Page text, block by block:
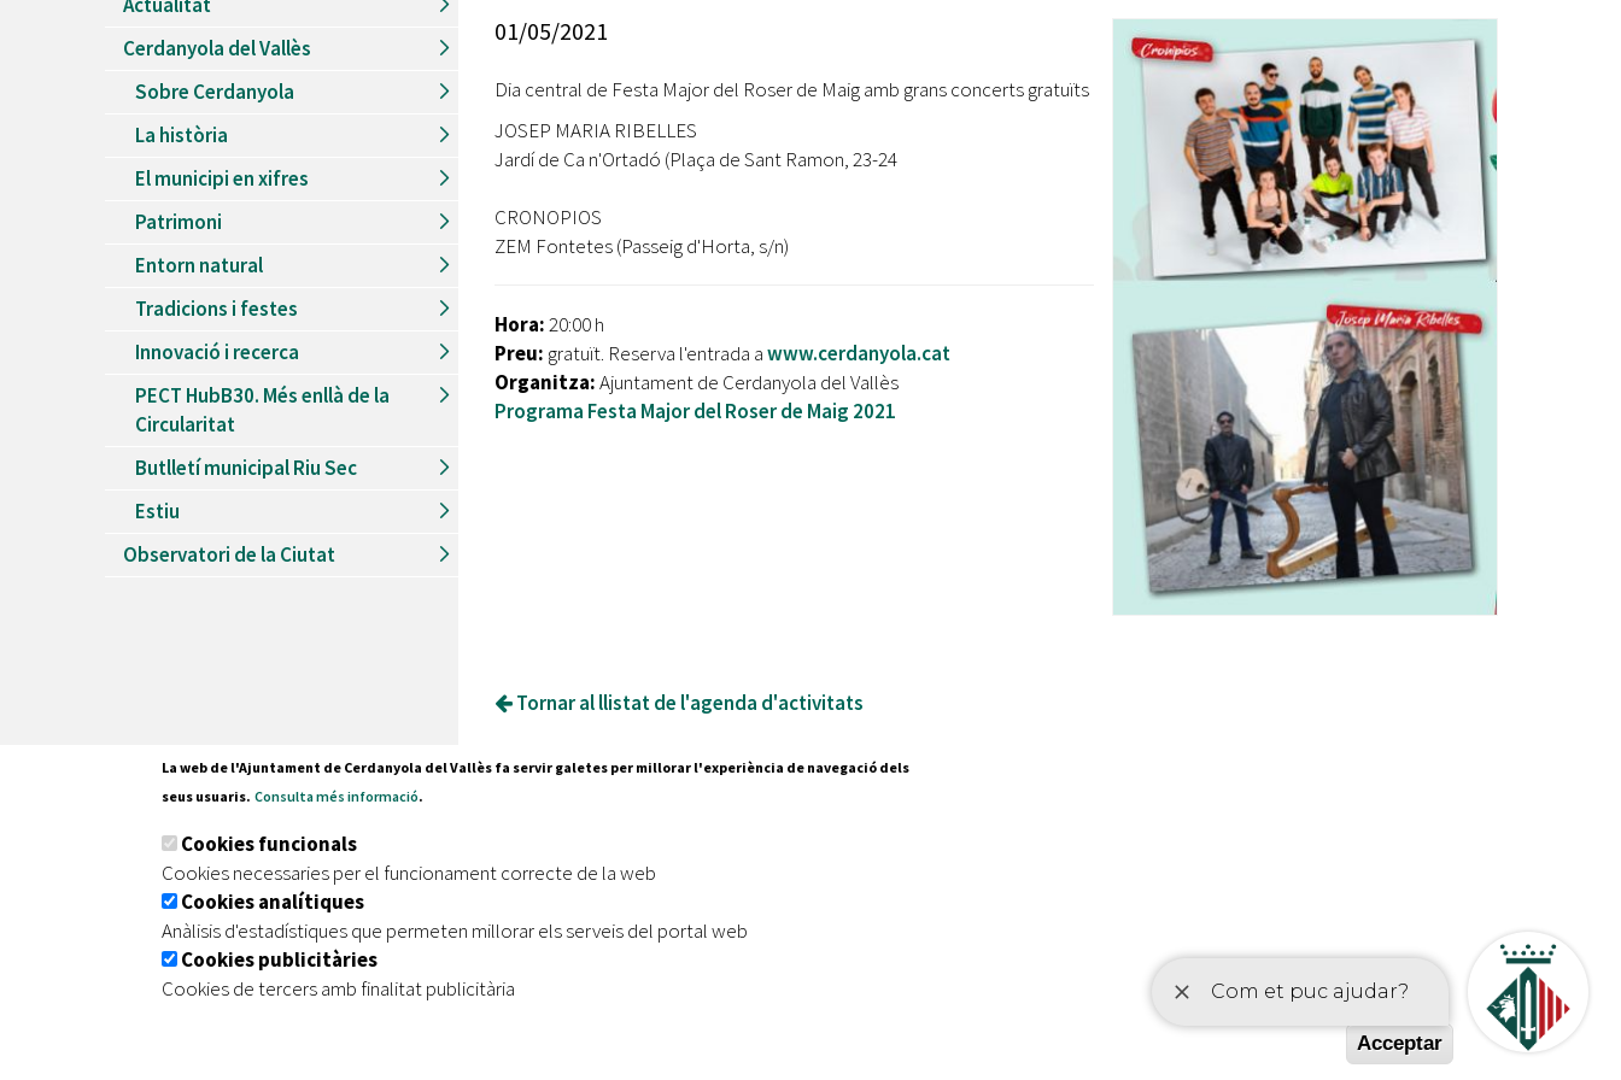
Recursos Humans
Ètica i Integritat
Retiment de Comptes
Accés a Informació Pública
Dades Obertes
Catàleg de Serveis i Tràmits
Del26/06/2026al30/08/2026
Patis oberts temporada d'estiu
Piscines d'estiu a Cerdanyola
Del01/06/2026al30/09/2026
Refugis climàtics a Cerdanyola
Jocs d'aigua del Parc Cordelles
Del01/07/2024al31/08/2026
Decorem! Conte 'La truita de nabius'
jove 2026
Cerdanyola opta a més de 5 milions d'euros del Pla de
l'entorn de l'avinguda Catalunya
tret de sortida al festival
Entitats
Equipaments
Mercats Municipals
Webs Municipals
Cerdanyola del Vallès
Sobre Cerdanyola
La història
El municipi en xifres
Patrimoni
Entorn natural
Tradicions i festes
Innovació i recerca
PECT HubB30. Més enllà de la
Circularitat
Butlletí municipal Riu Sec
Estiu
Observatori de la Ciutat
01/05/2021
Dia central de Festa Major del Roser de Maig amb grans concerts gratuïts
JOSEP MARIA RIBELLES
Jardí de Ca n'Ortadó (Plaça de Sant Ramon, 23-24
CRONOPIOS
ZEM Fontetes (Passeig d'Horta, s/n)
Hora:20:00 h
Preu: gratuït. Reserva l'entrada awww.cerdanyola.cat
Organitza:Ajuntament de Cerdanyola del Vallès
Programa Festa Major del Roser de Maig 2021
Tornar al llistat de l'agenda d'activitats
Tel. 935 80 88 88
| Avís legal | Protecció de dades
La web de l'Ajuntament de Cerdanyola del Vallès fa servir galetes per millorar l'experiència de navegació dels
seus usuaris. Consulta més informació.
Cookies funcionals
Cookies necessaries per el funcionament correcte de la web
Cookies analítiques
Anàlisis d'estadístiques que permeten millorar els serveis del portal web
Cookies publicitàries
Cookies de tercers amb finalitat publicitària
Acceptar